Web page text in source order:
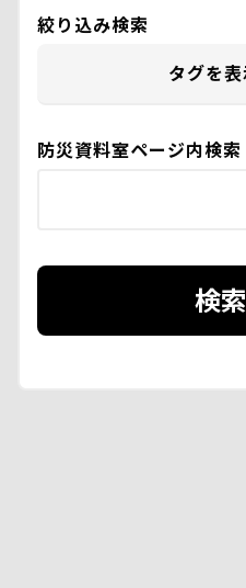
絞り込み検索
防災資料室ページ内検索
検索